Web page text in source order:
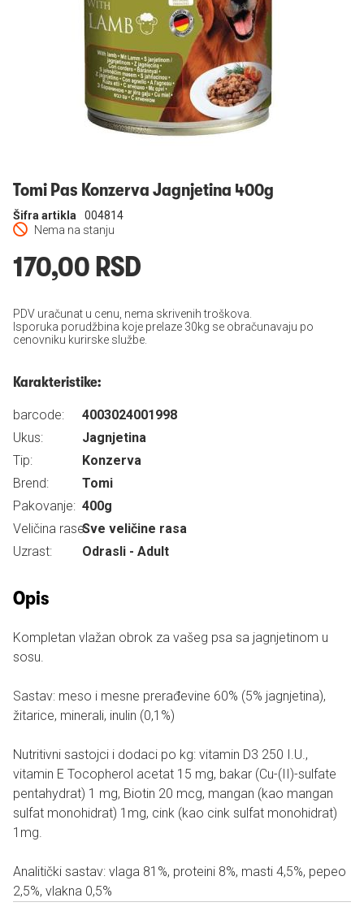
Tomi Pas Konzerva Jagnjetina 400g
Nema na stanju
Šifra artikla 004814
170,00 RSD
PDV uračunat u cenu, nema skrivenih troškova.
Isporuka porudžbina koje prelaze 30kg se obračunavaju po
cenovniku kurirske službe.
Karakteristike:
barcode:
4003024001998
Ukus:
Jagnjetina
Tip:
Konzerva
Brend:
Tomi
Pakovanje: 400g
Veličina rase:Sve veličine rasa
Uzrast:
Odrasli - Adult
Opis
Kompletan vlažan obrok za vašeg psa sa jagnjetinom u
sosu.
Sastav: meso i mesne prerađevine 60% (5% jagnjetina),
žitarice, minerali, inulin (0,1%)
Nutritivni sastojci i dodaci po kg: vitamin D3 250 I.U.,
vitamin E Tocopherol acetat 15 mg, bakar (Cu-(II)-sulfate
pentahydrat) 1 mg, Biotin 20 mcg, mangan (kao mangan
sulfat monohidrat) 1mg, cink (kao cink sulfat monohidrat)
1mg.
Analitički sastav: vlaga 81%, proteini 8%, masti 4,5%, pepeo
2,5%, vlakna 0,5%